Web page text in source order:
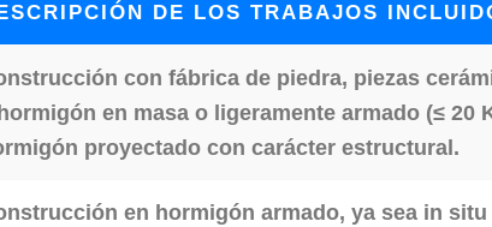
DE LOS TRABAJOS
con fábrica de piedra, piezas
en masa o ligeramente armado (≤ 20
proyectado con carácter estructural.
en hormigón armado, ya sea in